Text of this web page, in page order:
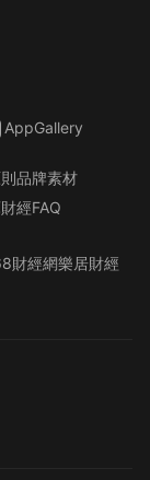
AppGallery
品牌素材
財經FAQ
財經網樂居財經